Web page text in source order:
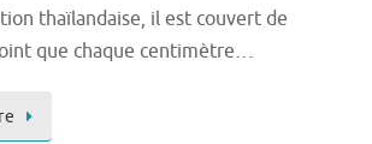
thaïlandaise, il est couvert de
que chaque centimètre…